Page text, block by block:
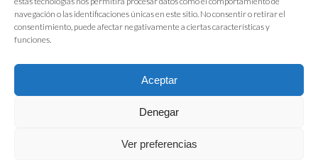
navegación o las identificaciones únicas en este sitio. No consentir o retirar el
consentimiento, puede afectar negativamente a ciertas características y
funciones.
Aceptar
Denegar
Ver preferencias
FIAB Federación Española de Industrias de la Alimentación y Bebidas